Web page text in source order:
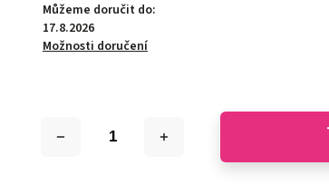
Můžeme doručit do:
17.8.2026
Možnosti doručení